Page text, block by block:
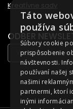
Kreatívne sady
ODBER
Táto
používa
Súbory cookie
prispôsobenie
návštevnosti.
používaní našej
našimi
partnermi, ktorí
inými